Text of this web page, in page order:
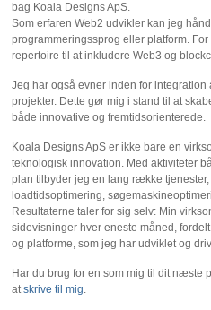
bag Koala Designs ApS.
Som erfaren Web2 udvikler kan jeg
programmeringssprog eller platform.
repertoire til at inkludere Web3 og
Jeg har også evner inden for
projekter. Dette gør mig i stand til at
både innovative og fremtidsorienterede.
Koala Designs ApS er ikke bare en
teknologisk innovation. Med aktiviteter
plan tilbyder jeg en lang række
loadtidsoptimering,
Resultaterne taler for sig selv: Min
sidevisninger hver eneste måned,
og platforme, som jeg har udviklet og
Har du brug for en som mig til dit næste
atskrive til mig.